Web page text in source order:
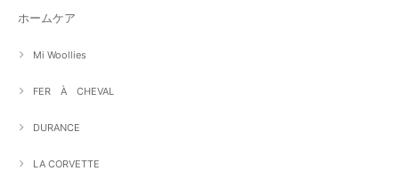
ホームケア
Mi Woollies
FER À CHEVAL
DURANCE
LA CORVETTE